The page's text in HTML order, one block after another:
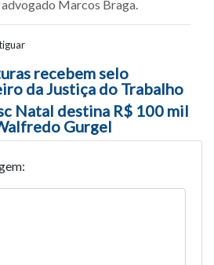
Marcos Braga.
entre posts
recebem selo
da Justiça do Trabalho
Natal destina R$ 100 mil
Gurgel